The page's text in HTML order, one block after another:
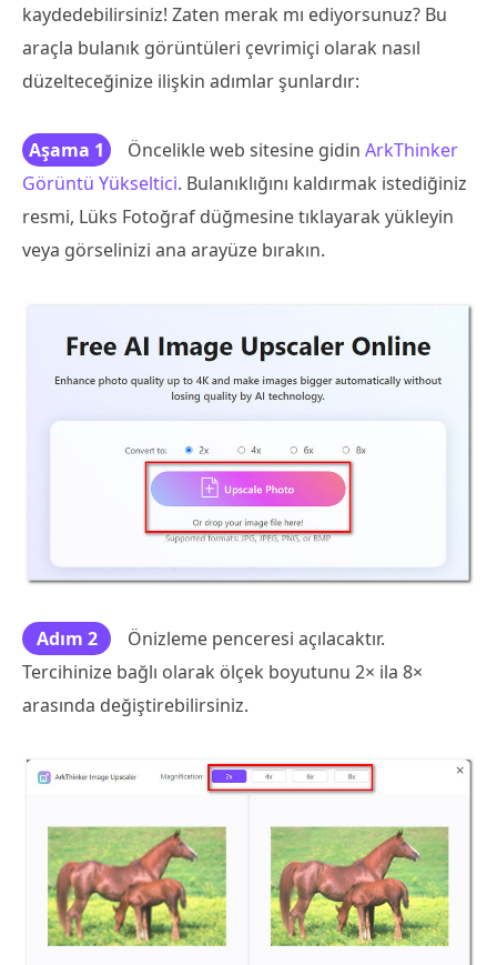
kaydedebilirsiniz! Zaten merak mı ediyorsunuz? Bu
araçla bulanık görüntüleri çevrimiçi olarak nasıl
düzelteceğinize ilişkin adımlar şunlardır:
Aşama 1 Öncelikle web sitesine gidin ArkThinker
Görüntü Yükseltici. Bulanıklığını kaldırmak istediğiniz
resmi, Lüks Fotoğraf düğmesine tıklayarak yükleyin
veya görselinizi ana arayüze bırakın.
Adım 2
Önizleme penceresi açılacaktır.
Tercihinize bağlı olarak ölçek boyutunu 2× ila 8×
arasında değiştirebilirsiniz.